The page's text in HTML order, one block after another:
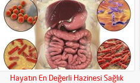
Hayatın En Değerli Hazinesi Sağlık